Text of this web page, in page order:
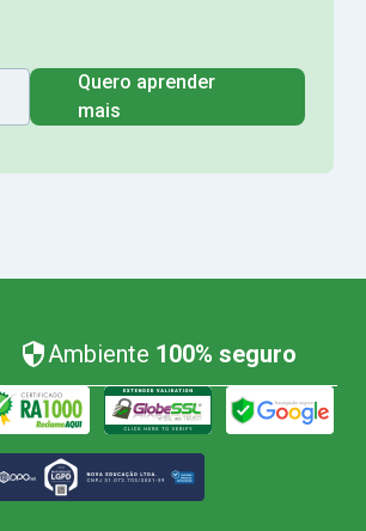
Quero aprender
mais
Ambiente 100% seguro